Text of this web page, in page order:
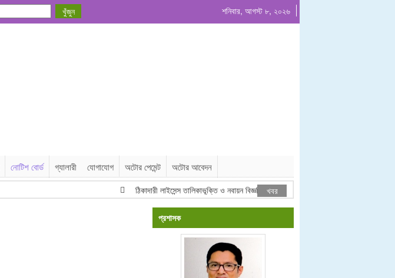
শনিবার, আগস্ট ৮, ২০২৬
নোটিশ বোর্ড গ্যালারী যোগাযোগ অটোর পেমেন্ট অটোর আবেদন
ঠিকাদারী লাইসেন্স তালিকাভূক্তি ও নবায়ন বিজ্ঞপ্তি খবর
প্রশাসক